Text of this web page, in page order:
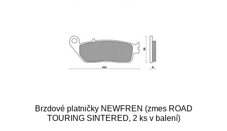
Brzdové platničky NEWFREN (zmes ROAD
TOURING SINTERED, 2 ks v balení)